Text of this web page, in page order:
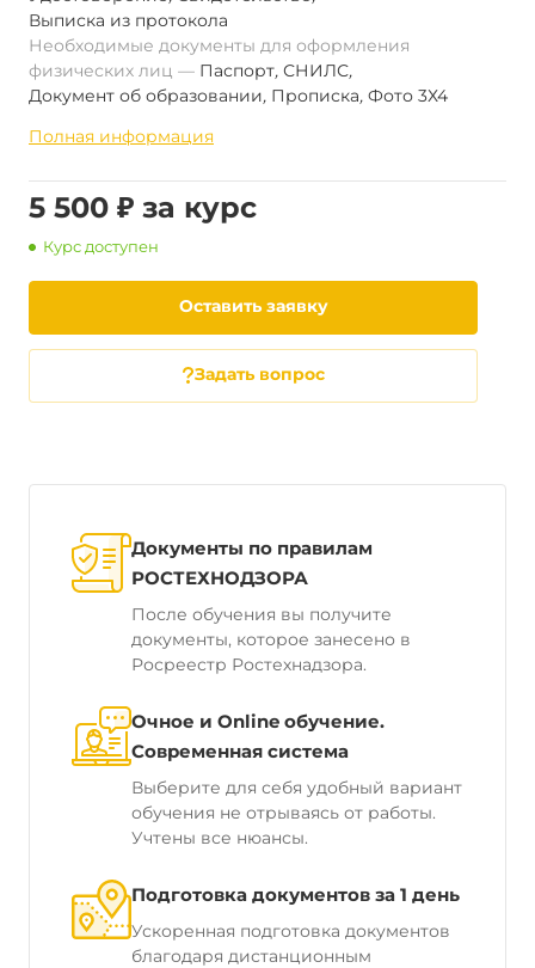
Выписка из протокола
Необходимые документы для оформления
физических лиц
Паспорт, СНИЛС,
Документ об образовании, Прописка, Фото 3Х4
Полная информация
5 500 ₽ за курс
Курс доступен
Оставить заявку
Задать вопрос
Документы по правилам
РОСТЕХНОДЗОРА
После обучения вы получите
документы, которое занесено в
Росреестр Ростехнадзора.
Очное и Online обучение.
Современная система
Выберите для себя удобный вариант
обучения не отрываясь от работы.
Учтены все нюансы.
Подготовка документов за 1 день
Ускоренная подготовка документов
благодаря дистанционным